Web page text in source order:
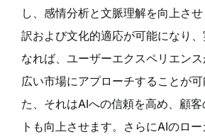
し、感情分析と文脈理解を向上さ
訳および文化的適応が可能になり
なれば、ユーザーエクスペリエン
広い市場にアプローチすることが
た、それはAIへの信頼を高め、顧
トも向上させます。さらにAIのロ